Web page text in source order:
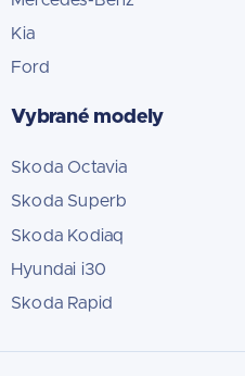
Kia
Ford
Vybrané modely
Skoda Octavia
Skoda Superb
Skoda Kodiaq
Hyundai i30
Skoda Rapid